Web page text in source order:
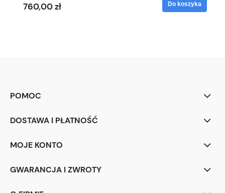
760,00 zł Do koszyka
POMOC
DOSTAWA I PŁATNOŚĆ
MOJE KONTO
GWARANCJA I ZWROTY